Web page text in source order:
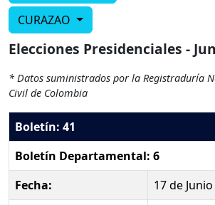
CURAZAO
Elecciones Presidenciales -
* Datos suministrados por la Registraduría
Civil de Colombia
Boletín: 41
Boletín Departamental: 6
Fecha:
17 de